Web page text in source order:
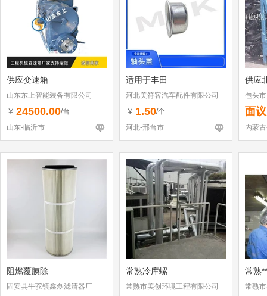
供应变速箱
山东东上智能装备有限公司
￥ 24500.00/台
山东-临沂市
适用于丰田
河北美符客汽车配件有限公司
￥ 1.50/个
河北-邢台市
供应
包头
司
面议
内蒙
阻燃覆膜除
固安县牛驼镇鑫磊滤清器厂
常熟冷库螺
常熟市美创环境工程有限公司
常熟
常熟